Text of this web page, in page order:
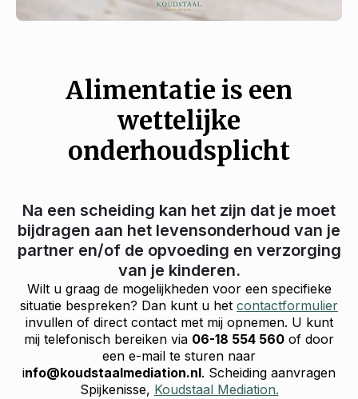
Alimentatie is een
wettelijke
onderhoudsplicht
Na een scheiding kan het zijn dat je moet
bijdragen aan het levensonderhoud van je
partner en/of de opvoeding en verzorging
van je kinderen.
Wilt u graag de mogelijkheden voor een specifieke
situatie bespreken? Dan kunt u het contactformulier
invullen of direct contact met mij opnemen. U kunt
mij telefonisch bereiken via 06-18 554 560 of door
een e-mail te sturen naar
info@koudstaalmediation.nl. Scheiding aanvragen
Spijkenisse, Koudstaal Mediation.